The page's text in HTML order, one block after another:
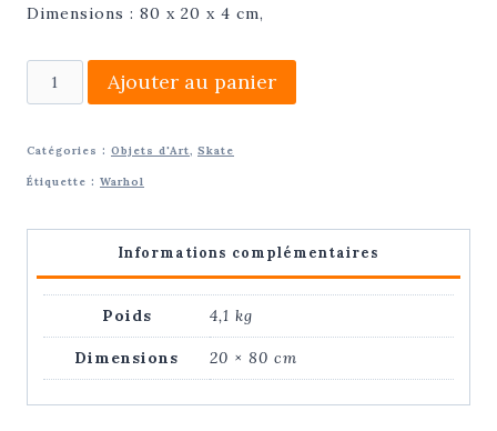
Dimensions : 80 x 20 x 4 cm,
quantité
de
II
Andy
Ajouter au panier
Catégories : Objets d'Art, Skate
Étiquette : Warhol
Informations complémentaires
Poids 4,1 kg
Dimensions 20 × 80 cm